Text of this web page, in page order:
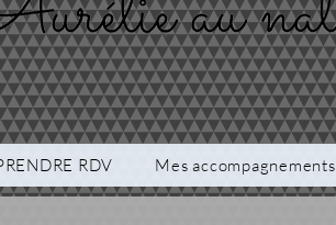
RDV Mes accompagnements